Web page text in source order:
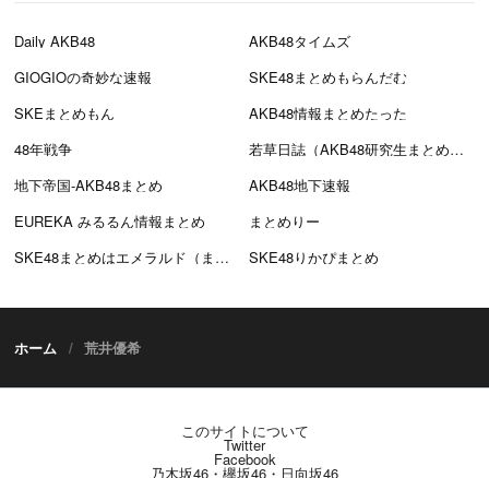
Daily AKB48
AKB48タイムズ
GIOGIOの奇妙な速報
SKE48まとめもらんだむ
SKEまとめもん
AKB48情報まとめたった
48年戦争
若草日誌（AKB48研究生まとめブログ）
地下帝国-AKB48まとめ
AKB48地下速報
EUREKA みるるん情報まとめ
まとめりー
SKE48まとめはエメラルド（まとえめ）
SKE48りかぴまとめ
ホーム 荒井優希
このサイトについて
Twitter
Facebook
乃木坂46・欅坂46・日向坂46